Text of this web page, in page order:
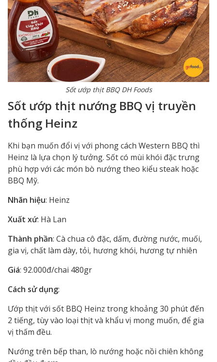
Sốt ướp thịt BBQ DH Foods
Sốt ướp thịt nướng BBQ vị truyền
thống Heinz
Khi bạn muốn đổi vị với phong cách Western BBQ thì
Heinz là lựa chọn lý tưởng. Sốt có mùi khói đặc trưng
phù hợp với các món bò nướng theo kiểu steak hoặc
BBQ Mỹ.
Nhãn hiệu: Heinz
Xuất xứ: Hà Lan
Thành phần: Cà chua cô đặc, dấm, đường nước, muối,
gia vị, chất làm dày, tỏi, hương khói, hương tự nhiên
Giá: 92.000đ/chai 480gr
Cách sử dụng:
Ướp thịt với sốt BBQ Heinz trong khoảng 30 phút đến
2 tiếng, tùy vào loại thịt và khẩu vị mong muốn, để gia
vị thấm đều.
Nướng trên bếp than, lò nướng hoặc nồi chiên không